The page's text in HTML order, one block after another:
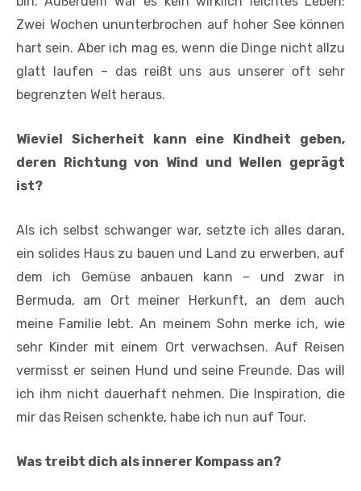
Zwei Wochen ununterbrochen auf hoher See können
hart sein. Aber ich mag es, wenn die Dinge nicht allzu
glatt laufen – das reißt uns aus unserer oft sehr
begrenzten Welt heraus.
Wieviel Sicherheit kann eine Kindheit geben,
deren Richtung von Wind und Wellen geprägt
ist?
Als ich selbst schwanger war, setzte ich alles daran,
ein solides Haus zu bauen und Land zu erwerben, auf
dem ich Gemüse anbauen kann – und zwar in
Bermuda, am Ort meiner Herkunft, an dem auch
meine Familie lebt. An meinem Sohn merke ich, wie
sehr Kinder mit einem Ort verwachsen. Auf Reisen
vermisst er seinen Hund und seine Freunde. Das will
ich ihm nicht dauerhaft nehmen. Die Inspiration, die
mir das Reisen schenkte, habe ich nun auf Tour.
Was treibt dich als innerer Kompass an?